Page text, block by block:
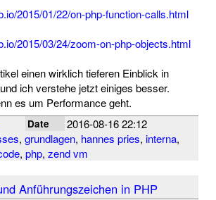
2015/01/22/on-php-function-calls.html
2015/03/24/zoom-on-php-objects.html
einen wirklich tieferen Einblick in
ich verstehe jetzt einiges besser.
es um Performance geht.
Date 2016-08-16 22:12
, grundlagen, hannes pries, interna,
, php, zend vm
Anführungszeichen in PHP